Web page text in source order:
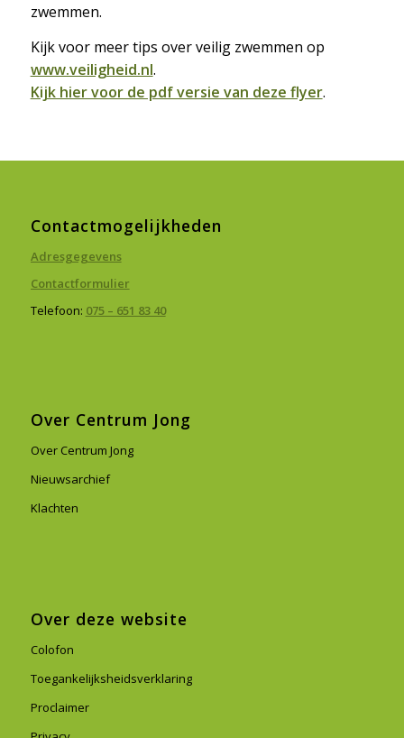
zwemmen.
Kijk voor meer tips over veilig zwemmen op
www.veiligheid.nl.
Kijk hier voor de pdf versie van deze flyer.
Contactmogelijkheden
Adresgegevens
Contactformulier
Telefoon: 075 – 651 83 40
Over Centrum Jong
Over Centrum Jong
Nieuwsarchief
Klachten
Over deze website
Colofon
Toegankelijksheidsverklaring
Proclaimer